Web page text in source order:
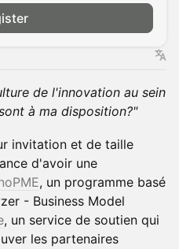
de l'innovation au sein
à ma disposition?"
invitation et de taille
d'avoir une
, un programme basé
- Business Model
, un service de soutien qui
les partenaires